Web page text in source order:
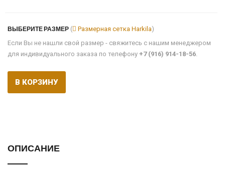
ВЫБЕРИТЕ РАЗМЕР ( Размерная сетка Harkila)
Если Вы не нашли свой размер - свяжитесь с нашим менеджером
для индивидуального заказа по телефону +7 (916) 914-18-56.
В КОРЗИНУ
ОПИСАНИЕ